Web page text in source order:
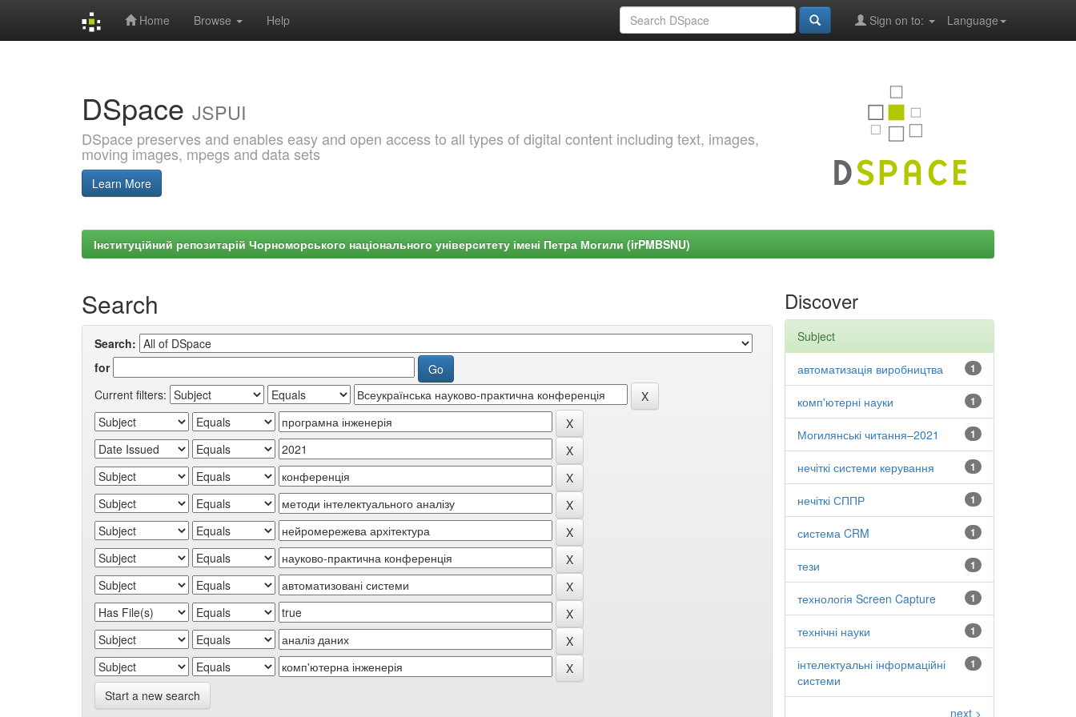
Home Browse Help Language
Sign on to:
DSpace JSPUI
DSpace preserves and enables easy and open access to all types of digital content including text, images,
moving images, mpegs and data sets
Learn More
Інституційний репозитарій Чорноморського національного університету імені Петра Могили (irPMBSNU)
Search
Search:
for
Current filters:
Start a new search
Discover
Subject
1
автоматизація виробництва
1
комп'ютерні науки
1
Могилянські читання–2021
1
нечіткі системи керування
1
нечіткі СППР
1
система CRM
1
тези
1
технологія Screen Capture
1
технічні науки
1
інтелектуальні інформаційні
системи
next >